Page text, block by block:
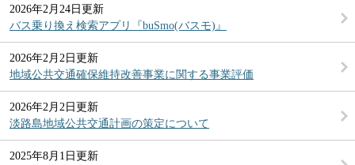
2026年2月24日更新
バス乗り換え検索アプリ『buSmo(バスモ)』
2026年2月2日更新
地域公共交通確保維持改善事業に関する事業評価
2026年2月2日更新
淡路島地域公共交通計画の策定について
2025年8月1日更新